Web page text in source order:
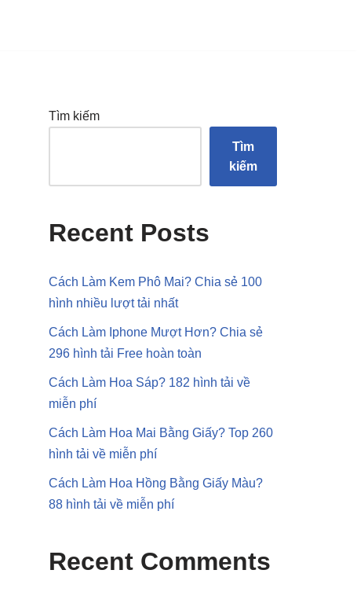
Tìm kiếm
Tìm
kiếm
Recent Posts
Cách Làm Kem Phô Mai? Chia sẻ 100
hình nhiều lượt tải nhất
Cách Làm Iphone Mượt Hơn? Chia sẻ
296 hình tải Free hoàn toàn
Cách Làm Hoa Sáp? 182 hình tải về
miễn phí
Cách Làm Hoa Mai Bằng Giấy? Top 260
hình tải về miễn phí
Cách Làm Hoa Hồng Bằng Giấy Màu?
88 hình tải về miễn phí
Recent Comments